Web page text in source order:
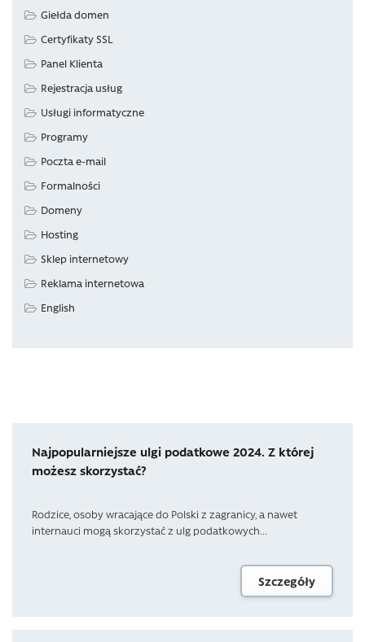
Giełda domen
Certyfikaty SSL
Panel Klienta
Rejestracja usług
Usługi informatyczne
Programy
Poczta e-mail
Formalności
Domeny
Hosting
Sklep internetowy
Reklama internetowa
English
Najpopularniejsze ulgi podatkowe 2024. Z której
możesz skorzystać?
Rodzice, osoby wracające do Polski z zagranicy, a nawet
internauci mogą skorzystać z ulg podatkowych...
Szczegóły